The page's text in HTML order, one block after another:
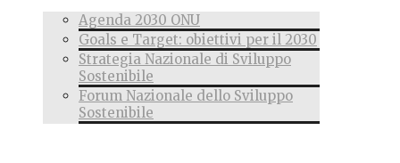
Agenda 2030 ONU
Goals e Target: obiettivi per il 2030
Strategia Nazionale di Sviluppo
Sostenibile
Forum Nazionale dello Sviluppo
Sostenibile